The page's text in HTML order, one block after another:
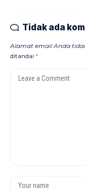
Tidak ada
Alamat email Anda
ditandai *